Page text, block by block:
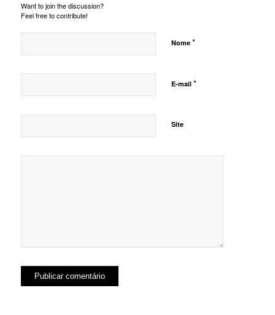
Want to join the discussion?
Feel free to contribute!
Nome *
E-mail *
Site